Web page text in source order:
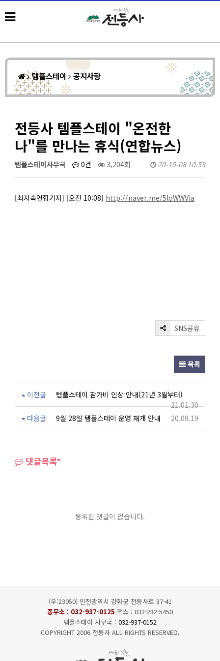
템플스테이 공지사항
전등사 템플스테이 "온전한
나"를 만나는 휴식(연합뉴스)
템플스테이사무국 0건 3,204회 20-10-08 10:53
[최지숙연합기자] [오전 10:08] http://naver.me/5loWWVia
SNS공유
목록
이전글
템플스테이 참가비 인상 안내(21년 3월부터)
21.01.30
다음글
9월 28일 템플스테이 운영 재개 안내 20.09.19
댓글목록
등록된 댓글이 없습니다.
(우:23050) 인천광역시 강화군 전등사로 37-41
종무소 : 032-937-0125 팩스 : 032-232-5450
템플스테이 사무국 : 032-937-0152
COPYRIGHT 2006 전등사 ALL RIGHTS RESERVED.